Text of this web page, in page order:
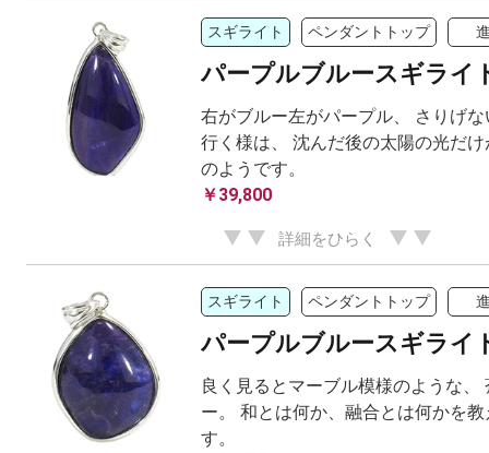
スギライト ペンダントトップ
パープルブルースギライ
右がブルー左がパープル、 さりげ
行く様は、 沈んだ後の太陽の光だ
のようです。
￥39,800
詳細をひらく
スギライト ペンダントトップ
パープルブルースギライ
良く見るとマーブル模様のような、
ー。 和とは何か、融合とは何かを
す。